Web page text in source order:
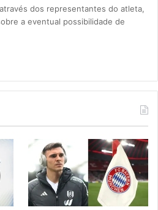
dos representantes do atleta,
a eventual possibilidade de